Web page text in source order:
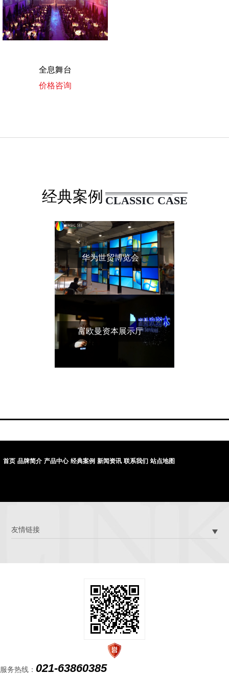
全息舞台
价格咨询
经典案例 CLASSIC CASE
华为世贸博览会
富欧曼资本展示厅
首页 品牌简介 产品中心 经典案例 新闻资讯 联系我们 站点地图
友情链接
服务热线： 021-63860385